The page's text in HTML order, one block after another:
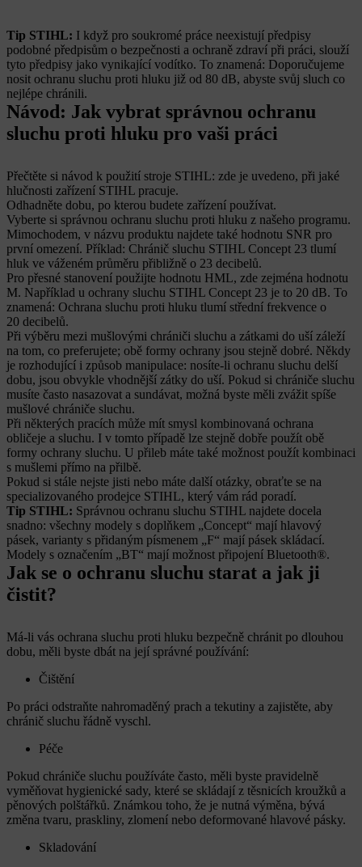
Tip STIHL: I když pro soukromé práce neexistují předpisy
podobné předpisům o bezpečnosti a ochraně zdraví při práci, slouží
tyto předpisy jako vynikající vodítko. To znamená: Doporučujeme
nosit ochranu sluchu proti hluku již od 80 dB, abyste svůj sluch co
nejlépe chránili.
Návod: Jak vybrat správnou ochranu
sluchu proti hluku pro vaši práci
Přečtěte si návod k použití stroje STIHL: zde je uvedeno, při jaké
hlučnosti zařízení STIHL pracuje.
Odhadněte dobu, po kterou budete zařízení používat.
Vyberte si správnou ochranu sluchu proti hluku z našeho programu.
Mimochodem, v názvu produktu najdete také hodnotu SNR pro
první omezení. Příklad: Chránič sluchu STIHL Concept 23 tlumí
hluk ve váženém průměru přibližně o 23 decibelů.
Pro přesné stanovení použijte hodnotu HML, zde zejména hodnotu
M. Například u ochrany sluchu STIHL Concept 23 je to 20 dB. To
znamená: Ochrana sluchu proti hluku tlumí střední frekvence o
20 decibelů.
Při výběru mezi mušlovými chrániči sluchu a zátkami do uší záleží
na tom, co preferujete; obě formy ochrany jsou stejně dobré. Někdy
je rozhodující i způsob manipulace: nosíte-li ochranu sluchu delší
dobu, jsou obvykle vhodnější zátky do uší. Pokud si chrániče sluchu
musíte často nasazovat a sundávat, možná byste měli zvážit spíše
mušlové chrániče sluchu.
Při některých pracích může mít smysl kombinovaná ochrana
obličeje a sluchu. I v tomto případě lze stejně dobře použít obě
formy ochrany sluchu. U přileb máte také možnost použít kombinaci
s mušlemi přímo na přilbě.
Pokud si stále nejste jisti nebo máte další otázky, obraťte se na
specializovaného prodejce STIHL, který vám rád poradí.
Tip STIHL: Správnou ochranu sluchu STIHL najdete docela
snadno: všechny modely s doplňkem „Concept“ mají hlavový
pásek, varianty s přidaným písmenem „F“ mají pásek skládací.
Modely s označením „BT“ mají možnost připojení Bluetooth®.
Jak se o ochranu sluchu starat a jak ji
čistit?
Má-li vás ochrana sluchu proti hluku bezpečně chránit po dlouhou
dobu, měli byste dbát na její správné používání:
Čištění
Po práci odstraňte nahromaděný prach a tekutiny a zajistěte, aby
chránič sluchu řádně vyschl.
Péče
Pokud chrániče sluchu používáte často, měli byste pravidelně
vyměňovat hygienické sady, které se skládají z těsnicích kroužků a
pěnových polštářků. Známkou toho, že je nutná výměna, bývá
změna tvaru, praskliny, zlomení nebo deformované hlavové pásky.
Skladování